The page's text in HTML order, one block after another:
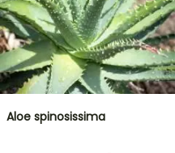
Aloe spinosissima